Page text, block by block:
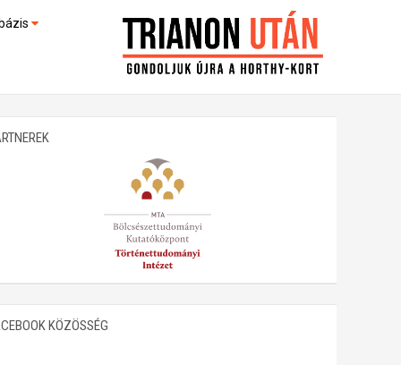
(feltöltés alatt)
KÖZÖSSÉG